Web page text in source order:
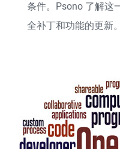
条件。Psono 了解这
全补丁和功能的更新。